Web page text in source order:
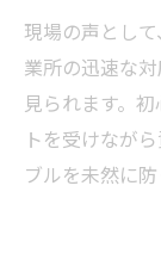
現場の声とし
業所の迅速な
見られます。
トを受けなが
ブルを未然に防